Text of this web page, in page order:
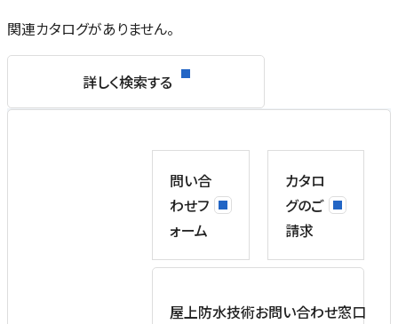
関連カタログがありません。
詳しく検索する
問い合
わせフ
ォーム
カタロ
グのご
請求
屋上防水技術お問い合わせ窓口